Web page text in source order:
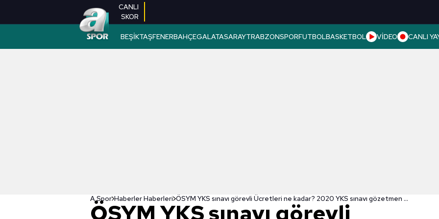
CANLI
SKOR
BEŞİKTAŞFENERBAHÇEGALATASARAYTRABZONSPORFUTBOLBASKETBOL VİDEO CANLI
A Spor Haberler Haberleri ÖSYM YKS sınavı görevli Ücretleri ne kadar? 2020 YKS sınavı gözetmen ücretleri...
ÖSYM YKS sınavı görevli